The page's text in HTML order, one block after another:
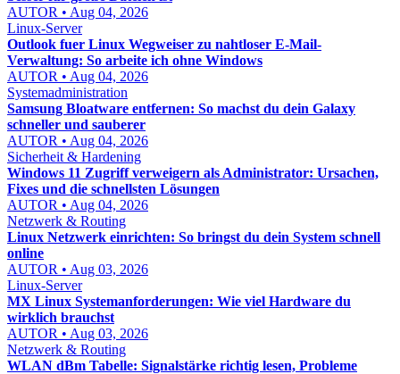
AUTOR • Aug 04, 2026
Linux-Server
Outlook fuer Linux Wegweiser zu nahtloser E-Mail-
Verwaltung: So arbeite ich ohne Windows
AUTOR • Aug 04, 2026
Systemadministration
Samsung Bloatware entfernen: So machst du dein Galaxy
schneller und sauberer
AUTOR • Aug 04, 2026
Sicherheit & Hardening
Windows 11 Zugriff verweigern als Administrator: Ursachen,
Fixes und die schnellsten Lösungen
AUTOR • Aug 04, 2026
Netzwerk & Routing
Linux Netzwerk einrichten: So bringst du dein System schnell
online
AUTOR • Aug 03, 2026
Linux-Server
MX Linux Systemanforderungen: Wie viel Hardware du
wirklich brauchst
AUTOR • Aug 03, 2026
Netzwerk & Routing
WLAN dBm Tabelle: Signalstärke richtig lesen, Probleme